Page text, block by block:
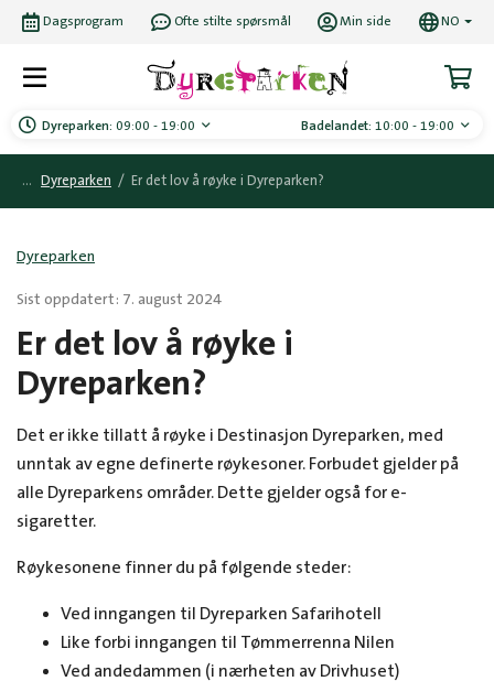
Dyreparken: 09:00 - 19:00 Badelandet: 10:00 - 19:00
Dagsprogram Ofte stilte spørsmål Min side NO
Dyreparken / Er det lov å røyke i Dyreparken?
Dyreparken
Sist oppdatert: 7. august 2024
Er det lov å røyke i
Dyreparken?
Det er ikke tillatt å røyke i Destinasjon Dyreparken, med
unntak av egne definerte røykesoner. Forbudet gjelder på
alle Dyreparkens områder. Dette gjelder også for e-
sigaretter.
Røykesonene finner du på følgende steder:
Ved inngangen til Dyreparken Safarihotell
Like forbi inngangen til Tømmerrenna Nilen
Ved andedammen (i nærheten av Drivhuset)